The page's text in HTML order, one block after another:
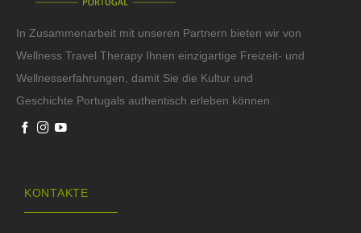
In Zusammenarbeit mit unseren Partnern bieten wir von
Wellness Travel Therapy Ihnen einzigartige Freizeit- und
Wellnesserfahrungen, damit Sie die Kultur und
Geschichte Portugals authentisch erleben können.
KONTAKTE